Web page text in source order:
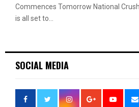
Commences Tomorrow National
is all set to...
SOCIAL MEDIA